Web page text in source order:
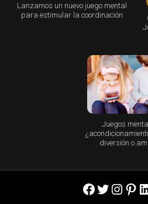
Lanzamos un nuevo juego mental
para estimular la coordinación
Juegos
diversión o
Facebook
Twitter